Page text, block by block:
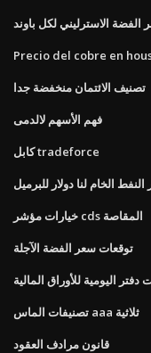
الفضة الاسترليني لكل باوند
Precio del cobre en
تصنيف الائتمان منخفضة جدا
فهم الأسهم لالدمى
كابل tradeforce
النفط الخام لنا دولار للبرميل
خيارات مؤشر cds المقاصة
توقعات سعر الفضة الآجلة
دفتر اليومية للأوراق المالية
تصنيفات الماس aaa ثلاثية
قانون مرادف العقود